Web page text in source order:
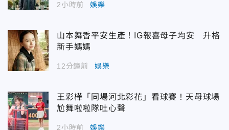
2小時前 娛樂
山本舞香平安生產！IG報喜母子均安 升格
新手媽媽
12分鐘前 娛樂
王彩樺「同場河北彩花」看球賽！天母球場
尬舞啦啦隊吐心聲
2小時前 娛樂